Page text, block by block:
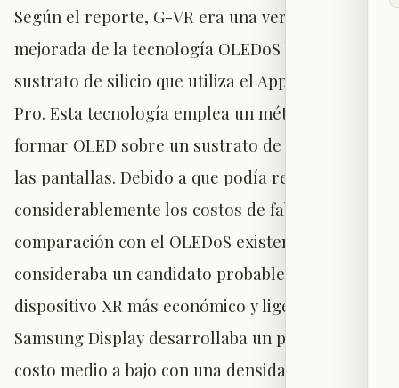
Según el reporte, G-VR era una versión
mejorada de la tecnología OLEDoS basada en
sustrato de silicio que utiliza el Apple Vision
Pro. Esta tecnología emplea un método para
formar OLED sobre un sustrato de vidrio para
las pantallas. Debido a que podía reducir
considerablemente los costos de fabricación en
comparación con el OLEDoS existente, se
consideraba un candidato probable para el
dispositivo XR más económico y ligero de Apple.
Samsung Display desarrollaba un panel de
costo medio a bajo con una densidad de píxeles